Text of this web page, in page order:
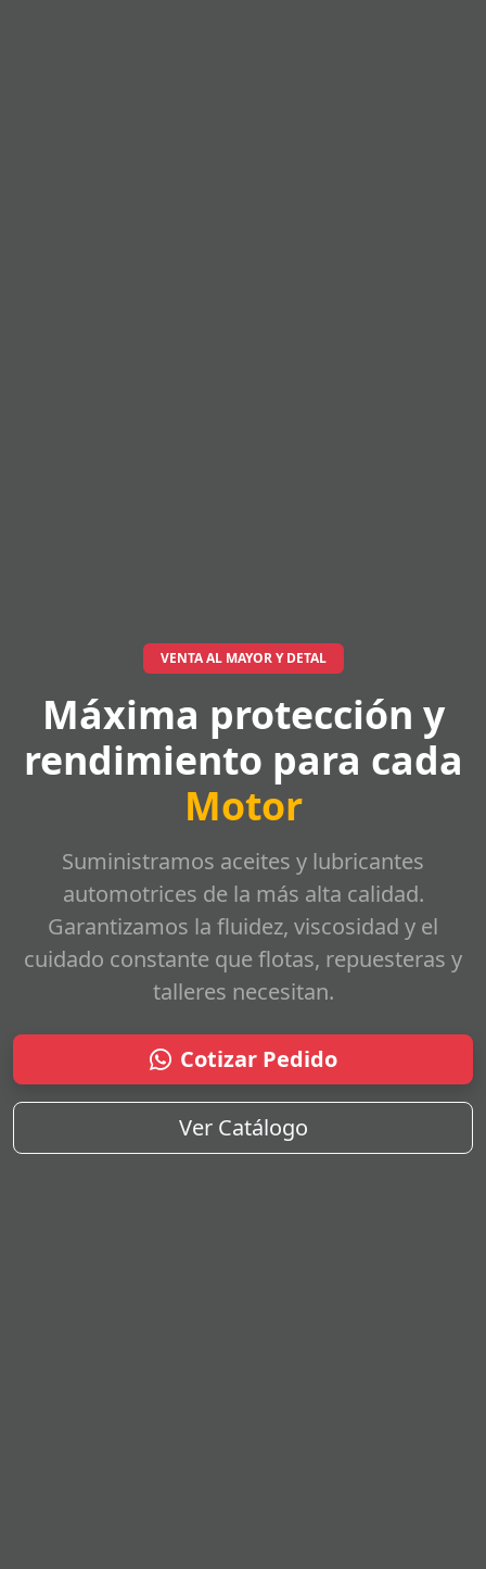
VENTA AL MAYOR Y DETAL
Máxima protección y
rendimiento para cada
Motor
Suministramos aceites y lubricantes
automotrices de la más alta calidad.
Garantizamos la fluidez, viscosidad y el
cuidado constante que flotas, repuesteras y
talleres necesitan.
Cotizar Pedido
Ver Catálogo